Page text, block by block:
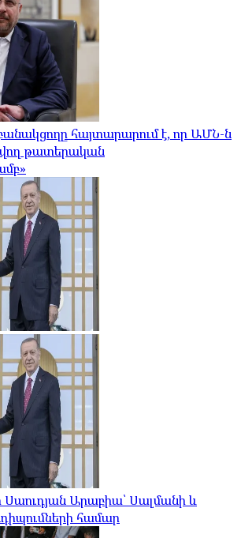
հայտարարում է, որ ԱՄՆ-ն
թատերական
Սաուդյան Արաբիա՝ Սալմանի և
համար